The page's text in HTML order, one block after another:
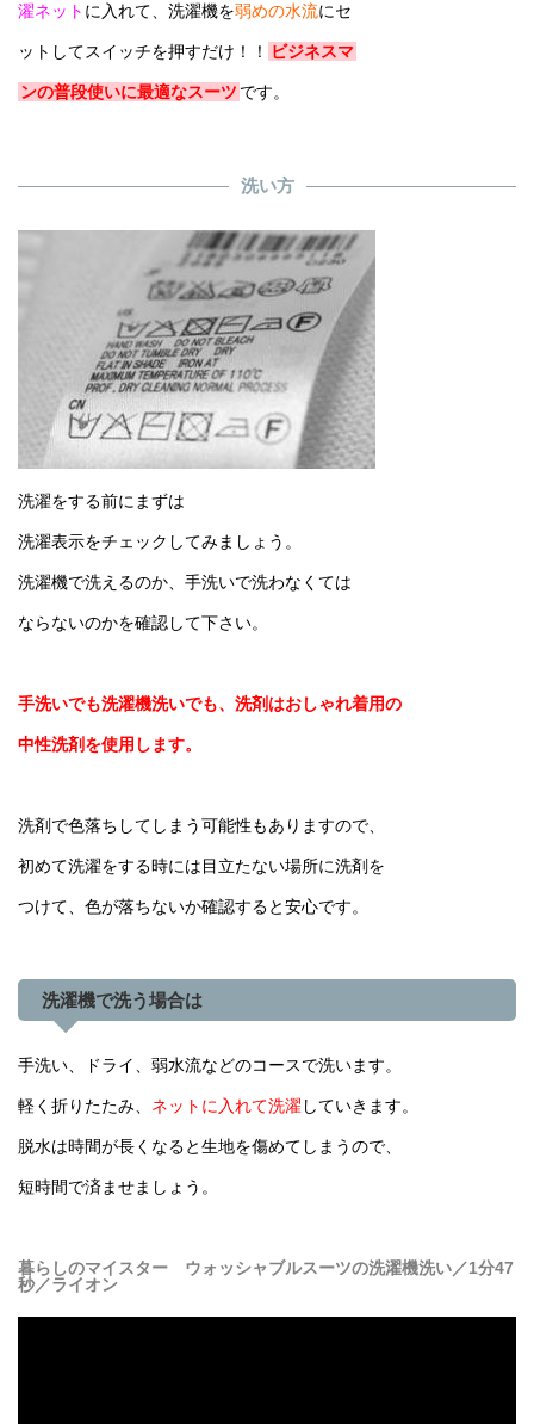
濯ネット に入れて、洗濯機を弱めの水流にセ
ットしてスイッチを押すだけ！！ ビジネスマ
ンの普段使いに最適なスーツ です。
洗い方
洗濯をする前にまずは
洗濯表示をチェックしてみましょう。
洗濯機で洗えるのか、手洗いで洗わなくては
ならないのかを確認して下さい。
手洗いでも洗濯機洗いでも、洗剤はおしゃれ着用の
中性洗剤を使用します。
洗剤で色落ちしてしまう可能性もありますので、
初めて洗濯をする時には目立たない場所に洗剤を
つけて、色が落ちないか確認すると安心です。
洗濯機で洗う場合は
手洗い、ドライ、弱水流などのコースで洗います。
軽く折りたたみ、 ネットに入れて洗濯 していきます。
脱水は時間が長くなると生地を傷めてしまうので、
短時間で済ませましょう。
暮らしのマイスター ウォッシャブルスーツの洗濯機洗い／1分47
秒／ライオン